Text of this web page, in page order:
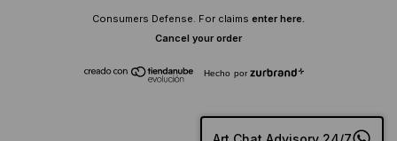
Consumers Defense. For claims enter here.
Cancel your order
Hecho por